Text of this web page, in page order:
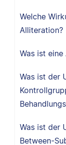
Welche
Alliteration?
Was ist
Was ist der
Was ist der
Between-